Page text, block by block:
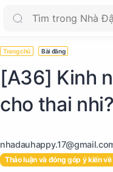
Trang chủ Bài đăng
[A36] Kinh
cho thai nhi?
Thảo luận và đóng góp ý kiến